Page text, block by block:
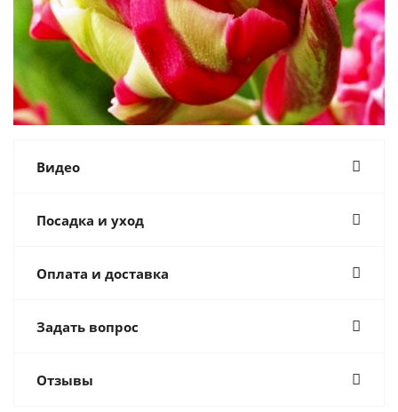
Видео
Посадка и уход
Оплата и доставка
Задать вопрос
Отзывы